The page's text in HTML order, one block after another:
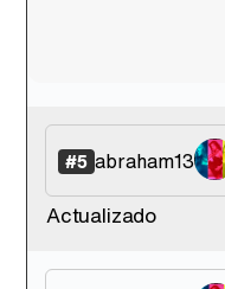
#5 abraham13
Actualizado